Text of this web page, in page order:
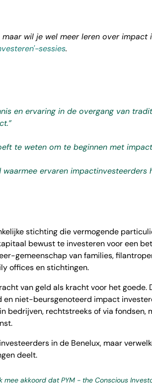
wil je wel meer leren over impact
sessies.
en ervaring in de overgang van
te weten om te beginnen met
ervaren impactinvesteerders
stichting die vermogende
bewust te investeren voor een
gemeenschap van families,
offices en stichtingen.
van geld als kracht voor het goede.
en niet-beursgenoteerd impact
bedrijven, rechtstreeks of via fondsen,
in de Benelux, maar
deelt.
akkoord dat PYM - the Conscious